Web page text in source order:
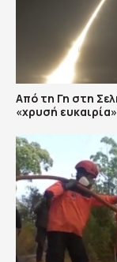
Από τη Γη στη
«χρυσή